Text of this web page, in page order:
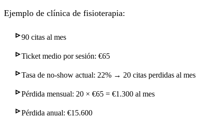
Ejemplo de clínica de fisioterapia:
90 citas al mes
Ticket medio por sesión: €65
Tasa de no-show actual: 22% → 20 citas perdidas al mes
Pérdida mensual: 20 × €65 = €1.300 al mes
Pérdida anual: €15.600